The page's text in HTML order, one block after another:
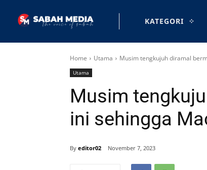
KATEGORI
Home Utama Musim tengkujuh diramal
Utama
Musim
ini sehingga
By editor02 November 7, 2023